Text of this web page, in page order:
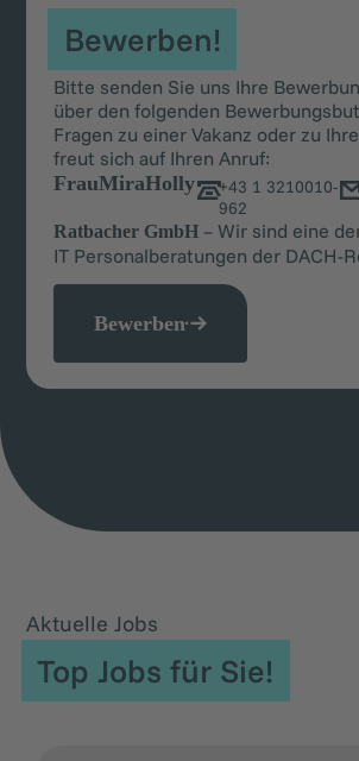
Bewerben!
Bitte senden Sie uns Ihre
über den folgenden
Fragen zu einer Vakanz oder zu
freut sich auf Ihren Anruf:
FrauMiraHolly
+43 1 3210010-
962
Ratbacher GmbH– Wir sind eine
IT Personalberatungen der DACH-
Bewerben
Aktuelle Jobs
Top Jobs für Sie!